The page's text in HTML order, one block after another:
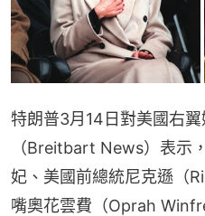
特朗普3月14日對美國右
（Breitbart News）表示
妃、美國前總統尼克遜（
嘴奧花雲費（Oprah